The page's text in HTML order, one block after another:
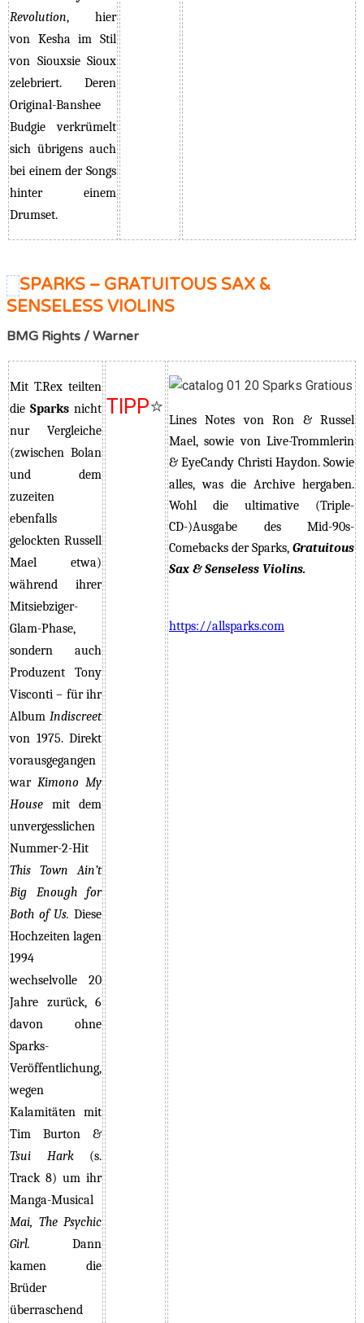
Revolution, hier
von Kesha im Stil
von Siouxsie Sioux
zelebriert. Deren
Original-Banshee
Budgie verkrümelt
sich übrigens auch
bei einem der Songs
hinter einem
Drumset.
SPARKS – GRATUITOUS SAX &
SENSELESS VIOLINS
BMG Rights / Warner
Mit T.Rex teilten
die Sparks nicht
nur Vergleiche
(zwischen Bolan
und dem
zuzeiten
ebenfalls
gelockten Russell
Mael etwa)
während ihrer
Mitsiebziger-
Glam-Phase,
sondern auch
Produzent Tony
Visconti – für ihr
Album Indiscreet
von 1975. Direkt
vorausgegangen
war Kimono My
House mit dem
unvergesslichen
Nummer-2-Hit
This Town Ain’t
Big Enough for
Both of Us. Diese
Hochzeiten lagen
1994
wechselvolle 20
Jahre zurück, 6
davon ohne
Sparks-
Veröffentlichung,
wegen
Kalamitäten mit
Tim Burton &
Tsui Hark(s.
Track 8) um ihr
Manga-Musical
Mai, The Psychic
Girl. Dann
kamen die
Brüder
überraschend
TIPP⭐
Lines Notes von Ron & Russel
Mael, sowie von Live-Trommlerin
& EyeCandy Christi Haydon. Sowie
alles, was die Archive hergaben.
Wohl die ultimative (Triple-
CD-)Ausgabe des Mid-90s-
Comebacks der Sparks, Gratuitous
Sax & Senseless Violins.
https://allsparks.com